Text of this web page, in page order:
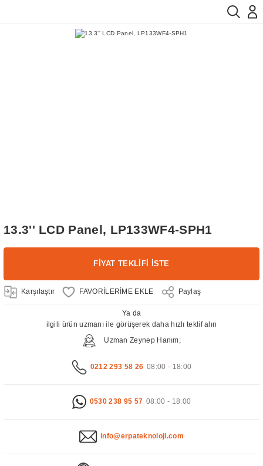
13.3'' LCD Panel, LP133WF4-SPH1
FİYAT TEKLİFİ İSTE
Karşılaştır Paylaş
Ya da
ilgili ürün uzmanı ile görüşerek daha hızlı teklif alın
Uzman Zeynep Hanım;
0212 293 58 26 08:00 - 18:00
0530 238 95 57 08:00 - 18:00
info@erpateknoloji.com